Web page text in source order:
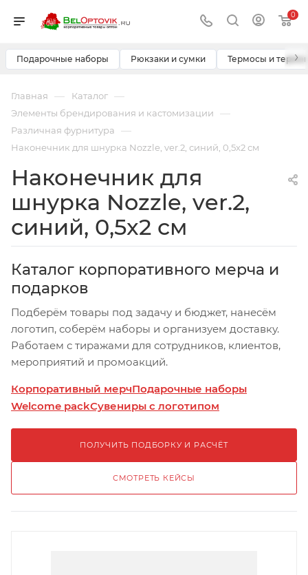
0
Подарочные наборы Рюкзаки и сумки Термосы и ›
Главная — Каталог —
Элементы брендирования и кастомизации —
Различная фурнитура —
Наконечник для шнурка Nozzle, ver.2, синий, 0,5x2 см
Наконечник для
шнурка Nozzle, ver.2,
синий, 0,5x2 см
Каталог корпоративного мерча и
подарков
Подберём товары под задачу и бюджет, нанесём
логотип, соберём наборы и организуем доставку.
Работаем с тиражами для сотрудников, клиентов,
мероприятий и промоакций.
Корпоративный мерчПодарочные наборы
Welcome packСувениры с логотипом
ПОЛУЧИТЬ ПОДБОРКУ И РАСЧЁТ
СМОТРЕТЬ КЕЙСЫ